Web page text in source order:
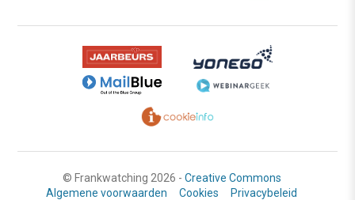
© Frankwatching 2026 - Creative Commons
Algemene voorwaarden
Cookies Privacybeleid